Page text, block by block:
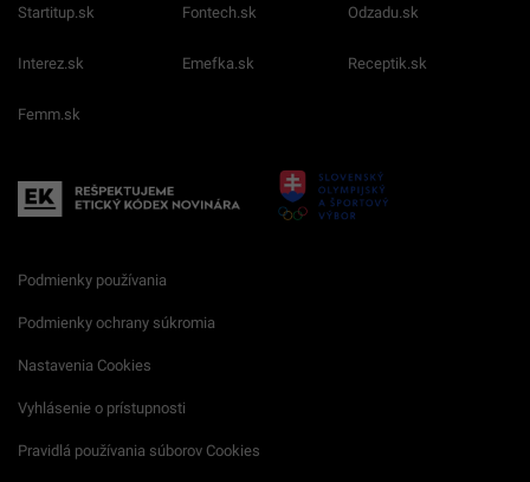
Startitup.sk Fontech.sk Odzadu.sk
Interez.sk Emefka.sk Receptik.sk
Femm.sk
Podmienky používania
Podmienky ochrany súkromia
Nastavenia Cookies
Vyhlásenie o prístupnosti
Pravidlá používania súborov Cookies